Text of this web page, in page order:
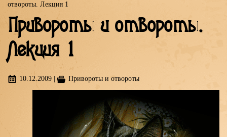
отвороты. Лекция 1
Привороты и отвороты.
Лекция 1
10.12.2009 Привороты и отвороты